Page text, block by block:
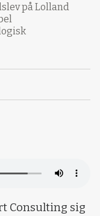
på Lolland
Consulting sig